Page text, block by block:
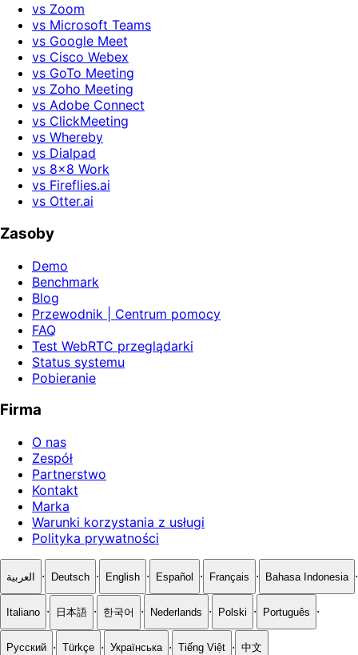
vs Zoom
vs Microsoft Teams
vs Google Meet
vs Cisco Webex
vs GoTo Meeting
vs Zoho Meeting
vs Adobe Connect
vs ClickMeeting
vs Whereby
vs Dialpad
vs 8x8 Work
vs Fireflies.ai
vs Otter.ai
Zasoby
Demo
Benchmark
Blog
Przewodnik | Centrum pomocy
FAQ
Test WebRTC przeglądarki
Status systemu
Pobieranie
Firma
O nas
Zespół
Partnerstwo
Kontakt
Marka
Warunki korzystania z usługi
Polityka prywatności
العربية · Deutsch · English · Español · Français · Bahasa Indonesia ·
Italiano · 日本語 · 한국어 · Nederlands · Polski · Português ·
Русский · Türkçe · Українська · Tiếng Việt · 中文